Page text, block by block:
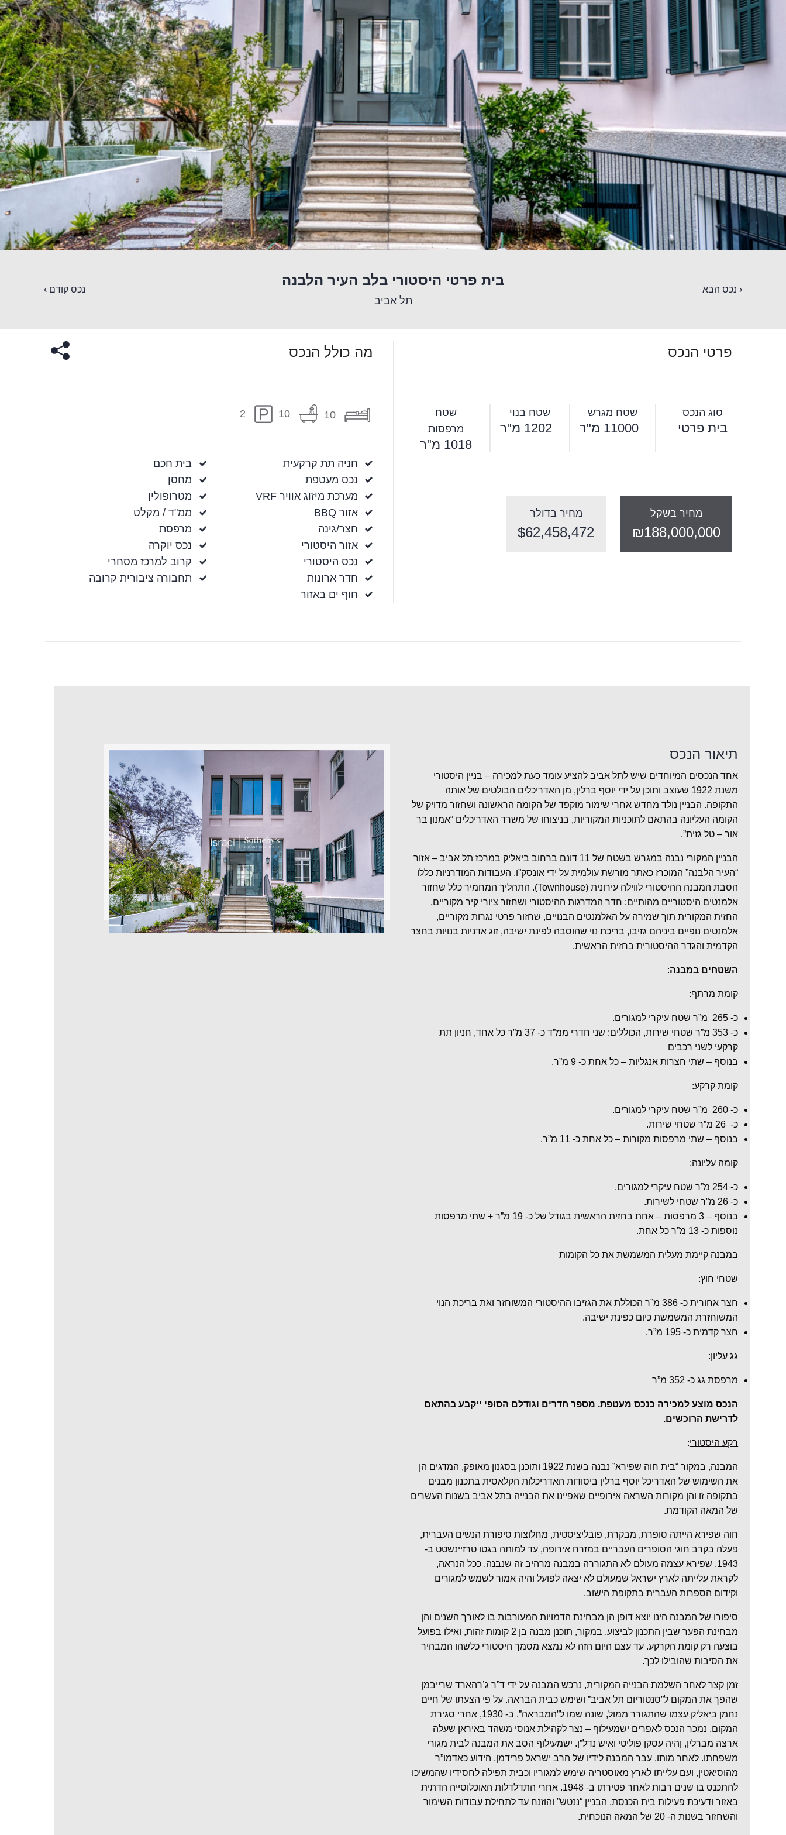
בית פרטי היסטורי בלב העיר הלבנה
תל אביב
‹ נכס הבא נכס קודם ›
פרטי הנכס
סוג הנכס
בית פרטי
שטח מגרש
11000 מ"ר
שטח בנוי
1202 מ"ר
שטח
מרפסות
1018 מ"ר
מחיר בשקל
₪188,000,000
מחיר בדולר
$62,458,472
מה כולל הנכס
10
10
2
חניה תת קרקעית
נכס מעטפת
מערכת מיזוג אוויר VRF
אזור BBQ
חצר/גינה
אזור היסטורי
נכס היסטורי
חדר ארונות
חוף ים באזור
בית חכם
מחסן
מטרופולין
ממ"ד / מקלט
מרפסת
נכס יוקרה
קרוב למרכז מסחרי
תחבורה ציבורית קרובה
תיאור הנכס
אחד הנכסים המיוחדים שיש לתל אביב להציע עומד כעת למכירה – בניין היסטורי
משנת 1922 שעוצב ותוכן על ידי יוסף ברלין, מן האדריכלים הבולטים של אותה
התקופה. הבניין נולד מחדש אחרי שימור מוקפד של הקומה הראשונה ושחזור מדויק של
הקומה העליונה בהתאם לתוכניות המקוריות, בניצוחו של משרד האדריכלים “אמנון בר
אור – טל גזית”.
הבניין המקורי נבנה במגרש בשטח של 11 דונם ברחוב ביאליק במרכז תל אביב – אזור
“העיר הלבנה” המוכרז כאתר מורשת עולמית על ידי אונסק”ו. העבודות המודרניות כללו
הסבת המבנה ההיסטורי לווילה עירונית (Townhouse). התהליך המחמיר כלל שחזור
אלמנטים היסטוריים מהותיים: חדר המדרגות ההיסטורי ושחזור ציורי קיר מקוריים,
החזית המקורית תוך שמירה על האלמנטים הבנויים, שחזור פרטי נגרות מקוריים,
אלמנטים נופיים ביניהם גזיבו, בריכת נוי שהוסבה לפינת ישיבה, זוג אדניות בנויות בחצר
הקדמית והגדר ההיסטורית בחזית הראשית.
השטחים במבנה:
קומת מרתף:
כ- 265 מ”ר שטח עיקרי למגורים.
כ- 353 מ”ר שטחי שירות, הכוללים: שני חדרי ממ”ד כ- 37 מ”ר כל אחד, חניון תת
קרקעי לשני רכבים
בנוסף – שתי חצרות אנגליות – כל אחת כ- 9 מ”ר.
קומת קרקע:
כ- 260 מ”ר שטח עיקרי למגורים.
כ- 26 מ”ר שטחי שירות.
בנוסף – שתי מרפסות מקורות – כל אחת כ- 11 מ”ר.
קומה עליונה:
כ- 254 מ”ר שטח עיקרי למגורים.
כ- 26 מ”ר שטחי לשירות.
בנוסף – 3 מרפסות – אחת בחזית הראשית בגודל של כ- 19 מ”ר + שתי מרפסות
נוספות כ- 13 מ”ר כל אחת.
במבנה קיימת מעלית המשמשת את כל הקומות
שטחי חוץ:
חצר אחורית כ- 386 מ”ר הכוללת את הגזיבו ההיסטורי המשוחזר ואת בריכת הנוי
המשוחזרת המשמשת כיום כפינת ישיבה.
חצר קדמית כ- 195 מ”ר.
גג עליון:
מרפסת גג כ- 352 מ”ר
הנכס מוצע למכירה כנכס מעטפת. מספר חדרים וגודלם הסופי ייקבע בהתאם
לדרישת הרוכשים.
רקע היסטורי:
המבנה, במקור “בית חוה שפירא” נבנה בשנת 1922 ותוכנן בסגנון מאופק, המדגים הן
את השימוש של האדריכל יוסף ברלין ביסודות האדריכלות הקלאסית בתכנון מבנים
בתקופה זו והן מקורות השראה אירופיים שאפיינו את הבנייה בתל אביב בשנות העשרים
של המאה הקודמת.
חוה שפירא הייתה סופרת, מבקרת, פובליציסטית, מחלוצות סיפורת הנשים העברית,
פעלה בקרב חוגי הסופרים העבריים במזרח אירופה, עד למותה בגטו טרזיינשטט ב-
1943. שפירא עצמה מעולם לא התגוררה במבנה מרהיב זה שנבנה, ככל הנראה,
לקראת עלייתה לארץ ישראל שמעולם לא יצאה לפועל והיה אמור לשמש למגורים
וקידום הספרות העברית בתקופת הישוב.
סיפורו של המבנה הינו יוצא דופן הן מבחינת הדמויות המעורבות בו לאורך השנים והן
מבחינת הפער שבין התכנון לביצוע. במקור, תוכנן מבנה בן 2 קומות זהות, ואילו בפועל
בוצעה רק קומת הקרקע. עד עצם היום הזה לא נמצא מסמך היסטורי כלשהו המבהיר
את הסיבות שהובילו לכך.
זמן קצר לאחר השלמת הבנייה המקורית, נרכש המבנה על ידי ד”ר ג’רהארד שרייבמן
שהפך את המקום ל”סנטוריום תל אביב” ושימש כבית הבראה. על פי הצעתו של חיים
נחמן ביאליק עצמו שהתגורר ממול, שונה שמו ל”המבראה”. ב- 1930, אחרי סגירת
המקום, נמכר הנכס לאפרים ישמעילוף – נצר לקהילת אנוסי משהד באיראן שעלה
ארצה מברלין, ןהיה עסקן פוליטי ואיש נדל”ן. ישמעילוף הסב את המבנה לבית מגורי
משפחתו. לאחר מותו, עבר המבנה לידיו של הרב ישראל פרידמן, הידוע כאדמו”ר
מהוסיאטין, ועם עלייתו לארץ מאוסטריה שימש למגוריו וכבית תפילה לחסידיו שהמשיכו
להתכנס בו שנים רבות לאחר פטירתו ב- 1948. אחרי התדלדלות האוכלוסייה הדתית
באזור ודעיכת פעילות בית הכנסת, הבניין “ננטש” והוזנח עד לתחילת עבודות השימור
והשחזור בשנות ה- 20 של המאה הנוכחית.